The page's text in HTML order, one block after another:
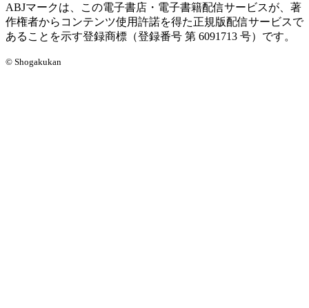
ABJマークは、この電子書店・電子書籍配信サービスが、著
作権者からコンテンツ使用許諾を得た正規版配信サービスで
あることを示す登録商標（登録番号 第 6091713 号）です。
© Shogakukan